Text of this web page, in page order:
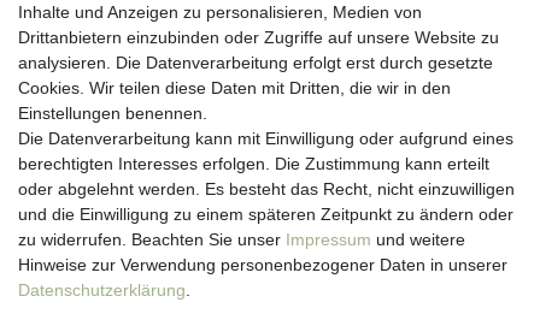
Kundenservice
Hotline: 07452 - 847 162 0
Kontakt
Anmelden
Registrieren
Newsletter
Versand & Lieferung
Zahlungsarten
viasalutis
Mehr zu viasalutis
Beratungscenter Haut
Inhalte und Anzeigen zu personalisieren, Medien von
Drittanbietern einzubinden oder Zugriffe auf unsere Website zu
analysieren. Die Datenverarbeitung erfolgt erst durch gesetzte
Cookies. Wir teilen diese Daten mit Dritten, die wir in den
Einstellungen benennen.
Die Datenverarbeitung kann mit Einwilligung oder aufgrund eines
berechtigten Interesses erfolgen. Die Zustimmung kann erteilt
oder abgelehnt werden. Es besteht das Recht, nicht einzuwilligen
und die Einwilligung zu einem späteren Zeitpunkt zu ändern oder
zu widerrufen. Beachten Sie unser Impressum und weitere
Hinweise zur Verwendung personenbezogener Daten in unserer
Daten­schutz­erklärung